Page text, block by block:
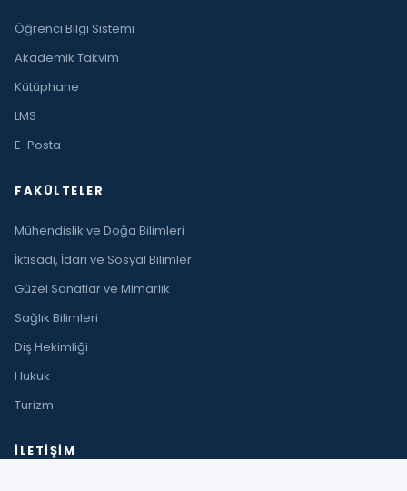
Öğrenci Bilgi Sistemi
Akademik Takvim
Kütüphane
LMS
E-Posta
FAKÜLTELER
Mühendislik ve Doğa Bilimleri
İktisadi, İdari ve Sosyal Bilimler
Güzel Sanatlar ve Mimarlık
Sağlık Bilimleri
Diş Hekimliği
Hukuk
Turizm
İLETIŞIM